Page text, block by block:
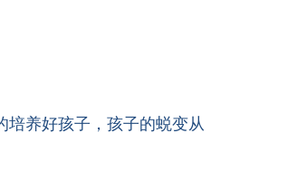
培养好孩子，孩子的蜕变从